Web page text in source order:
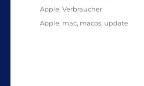
Kategorien
Apple,Verbraucher
Schlagwörter
Apple, mac, macos, update